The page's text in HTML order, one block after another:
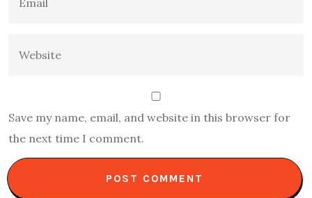
Save my name, email, and website in this browser for
the next time I comment.